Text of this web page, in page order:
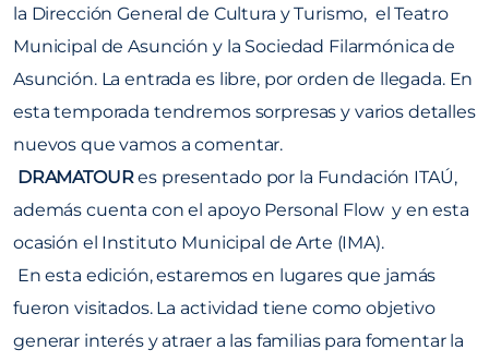
la Dirección General de Cultura y Turismo, el Teatro
Municipal de Asunción y la Sociedad Filarmónica de
Asunción. La entrada es libre, por orden de llegada. En
esta temporada tendremos sorpresas y varios detalles
nuevos que vamos a comentar.
DRAMATOURes presentado por la Fundación ITAÚ,
además cuenta con el apoyo Personal Flow y en esta
ocasión el Instituto Municipal de Arte (IMA).
En esta edición, estaremos en lugares que jamás
fueron visitados. La actividad tiene como objetivo
generar interés y atraer a las familias para fomentar la